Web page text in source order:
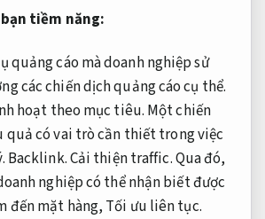
tiềm năng:
quảng cáo mà doanh nghiệp sử
các chiến dịch quảng cáo cụ thể.
hoạt theo mục tiêu. Một chiến
quả có vai trò cần thiết trong việc
Backlink.Cải thiện traffic.Qua đó,
nghiệp có thể nhận biết được
đến mặt hàng, Tối ưu liên tục.